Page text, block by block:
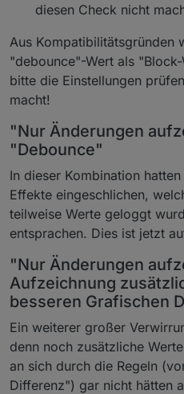
diesen Check nicht
Aus Kompatibilitätsgründen
"debounce"-Wert als
bitte die Einstellungen
macht!
"Nur Änderungen
"Debounce"
In dieser Kombination
Effekte eingeschlichen,
teilweise Werte geloggt
entsprachen. Dies ist jetzt
"Nur Änderungen
Aufzeichnung
besseren Grafischen
Ein weiterer großer
denn noch zusätzliche
an sich durch die Regeln
Differenz") gar nicht hätten